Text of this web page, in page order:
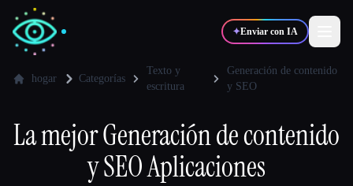
✦Enviar con IA
Desarrolladores 📈Marketers
hogar Categorías
Texto y
escritura
Generación de contenido
y SEO
La mejorGeneración de contenido
y SEOAplicaciones